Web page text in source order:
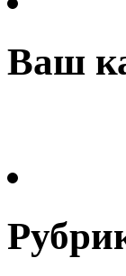
Ваш